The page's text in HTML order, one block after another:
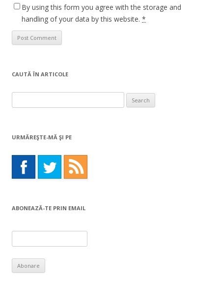
By using this form you agree with the storage and
handling of your data by this website. *
CAUTĂ ÎN ARTICOLE
for:
URMĂREŞTE-MĂ ŞI PE
ABONEAZĂ-TE PRIN EMAIL